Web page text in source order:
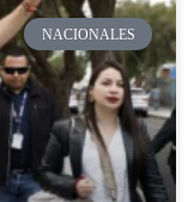
NACIONALES